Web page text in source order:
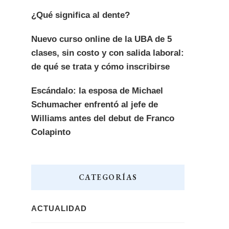
¿Qué significa al dente?
Nuevo curso online de la UBA de 5
clases, sin costo y con salida laboral:
de qué se trata y cómo inscribirse
Escándalo: la esposa de Michael
Schumacher enfrentó al jefe de
Williams antes del debut de Franco
Colapinto
CATEGORÍAS
ACTUALIDAD